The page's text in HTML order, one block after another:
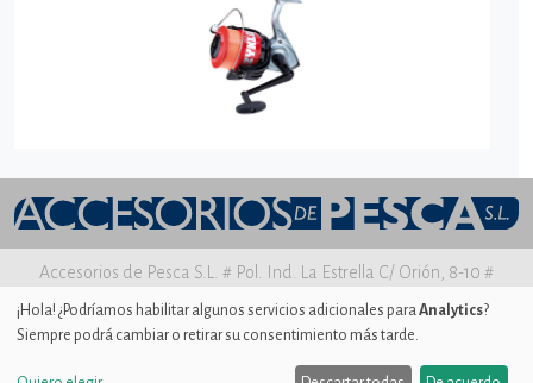
Accesorios de Pesca S.L. # Pol. Ind. La Estrella C/ Orión, 8-10 #
30500 MOLINA DE SEGURA Murcia
Aviso legal
¡Hola! ¿Podríamos habilitar algunos servicios adicionales paraAnalytics?
Siempre podrá cambiar o retirar su consentimiento más tarde.